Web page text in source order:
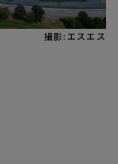
撮影:エスエス